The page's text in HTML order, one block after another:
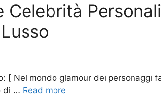
Celebrità
[ Nel mondo glamour dei personaggi
di … Read more